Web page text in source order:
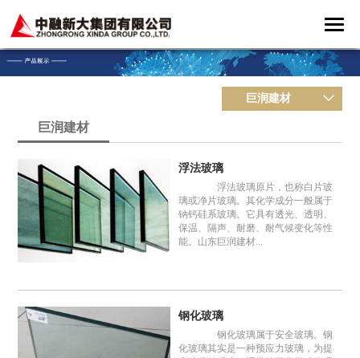
巨润建材
巨润建材
浮法玻璃
浮法玻璃原片，也称白片玻
璃或净片玻璃。其化学成分一般属于
钠钙硅系玻璃。它具有透光、透明、
保温、隔声、耐磨、耐气候变化等性
能。山东巨润建材...
钢化玻璃
钢化玻璃属于安全玻璃。钢
化玻璃其实是一种预应力玻璃，为提